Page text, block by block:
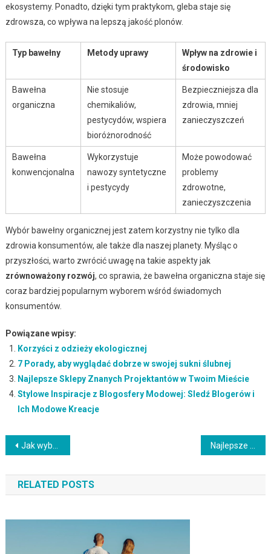
ekosystemy. Ponadto, dzięki tym praktykom, gleba staje się
zdrowsza, co wpływa na lepszą jakość plonów.
Typ bawełny Metody uprawy
Wpływ na zdrowie i
środowisko
Bawełna
organiczna
Nie stosuje
chemikaliów,
pestycydów, wspiera
bioróżnorodność
Bezpieczniejsza dla
zdrowia, mniej
zanieczyszczeń
Bawełna
konwencjonalna
Wykorzystuje
nawozy syntetyczne
i pestycydy
Może powodować
problemy
zdrowotne,
zanieczyszczenia
Wybór bawełny organicznej jest zatem korzystny nie tylko dla
zdrowia konsumentów, ale także dla naszej planety. Myśląc o
przyszłości, warto zwrócić uwagę na takie aspekty jak
zrównoważony rozwój, co sprawia, że bawełna organiczna staje się
coraz bardziej popularnym wyborem wśród świadomych
konsumentów.
Powiązane wpisy:
Korzyści z odzieży ekologicznej
7 Porady, aby wyglądać dobrze w swojej sukni ślubnej
Najlepsze Sklepy Znanych Projektantów w Twoim Mieście
Stylowe Inspiracje z Blogosfery Modowej: Sledź Blogerów i
Ich Modowe Kreacje
Nawigacja
wpisu
Jak wybrać koszulki ekologiczne
RELATED POSTS